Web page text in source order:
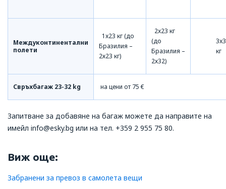
Междуконтинентални
полети
1x23 кг (до
Бразилия –
2х23 кг)
2x23 кг
(до
Бразилия –
2х32)
кг
Свръхбагаж 23-32 kg на цени от 75 €
Запитване за добавяне на багаж можете да направите на
имейл info@esky.bg или на тел. +359 2 955 75 80.
Виж още:
Забранени за превоз в самолета вещи